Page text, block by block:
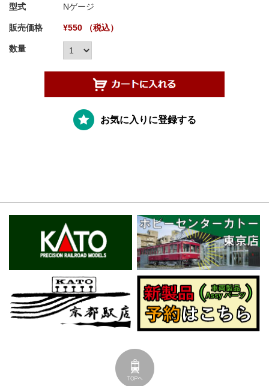
型式 Nゲージ
販売価格 ¥550 （税込）
数量
お気に入りに登録する